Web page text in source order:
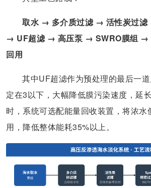
取水 → 多介质过滤 → 活性炭过
→ UF超滤 → 高压泵 → SWRO膜组 →
回用
其中UF超滤作为预处理的最后一
定在3以下，大幅降低膜污染速度，延
时，系统可选配能量回收装置，将浓水
用，降低整体能耗35%以上。